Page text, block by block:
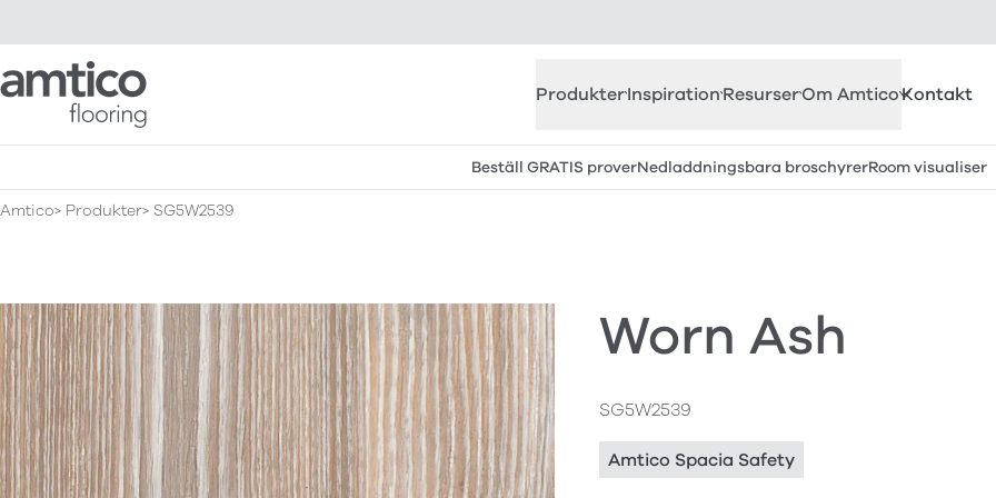
Amtico Flooring
ProdukterInspirationResurserOm AmticoKontakt
Beställ GRATIS proverNedladdningsbara broschyrerRoom visualiser
Amtico Produkter SG5W2539
Worn Ash
SG5W2539
Amtico Spacia Safety